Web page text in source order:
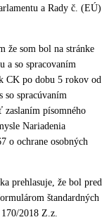
a Rady č. (EÚ)
že som bol na stránke
a so spracovaním
CK po dobu 5 rokov od
so spracúvaním
písomného
Nariadenia
o ochrane osobných
prehlasuje, že bol pred
štandardných
2018 Z.z.